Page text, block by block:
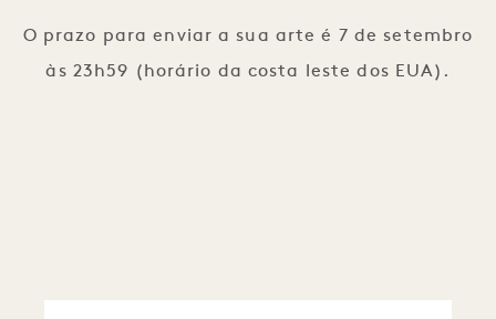
O prazo para enviar a sua arte é 7 de setembro
às 23h59 (horário da costa leste dos EUA).